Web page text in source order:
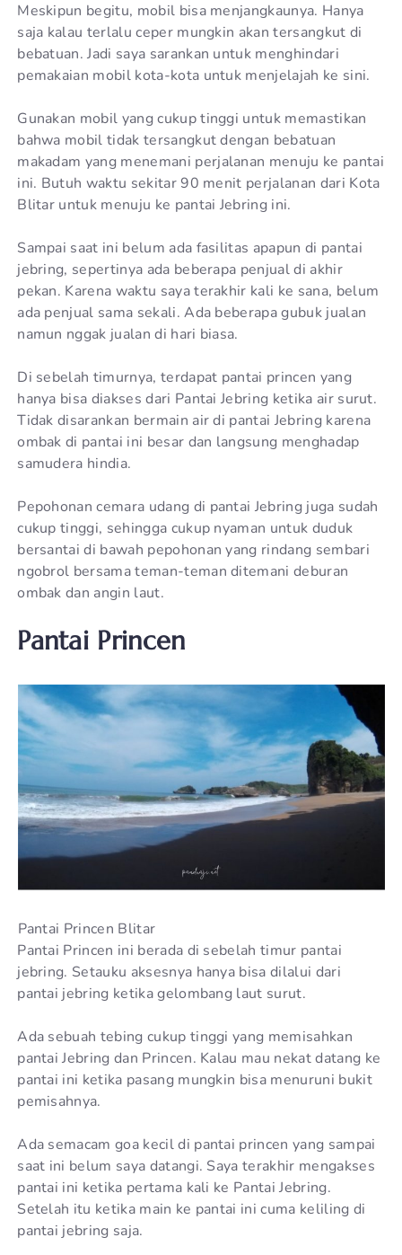
Meskipun begitu, mobil bisa menjangkaunya. Hanya
saja kalau terlalu ceper mungkin akan tersangkut di
bebatuan. Jadi saya sarankan untuk menghindari
pemakaian mobil kota-kota untuk menjelajah ke sini.
Gunakan mobil yang cukup tinggi untuk memastikan
bahwa mobil tidak tersangkut dengan bebatuan
makadam yang menemani perjalanan menuju ke pantai
ini. Butuh waktu sekitar 90 menit perjalanan dari Kota
Blitar untuk menuju ke pantai Jebring ini.
Sampai saat ini belum ada fasilitas apapun di pantai
jebring, sepertinya ada beberapa penjual di akhir
pekan. Karena waktu saya terakhir kali ke sana, belum
ada penjual sama sekali. Ada beberapa gubuk jualan
namun nggak jualan di hari biasa.
Di sebelah timurnya, terdapat pantai princen yang
hanya bisa diakses dari Pantai Jebring ketika air surut.
Tidak disarankan bermain air di pantai Jebring karena
ombak di pantai ini besar dan langsung menghadap
samudera hindia.
Pepohonan cemara udang di pantai Jebring juga sudah
cukup tinggi, sehingga cukup nyaman untuk duduk
bersantai di bawah pepohonan yang rindang sembari
ngobrol bersama teman-teman ditemani deburan
ombak dan angin laut.
Pantai Princen
Pantai Princen Blitar
Pantai Princen ini berada di sebelah timur pantai
jebring. Setauku aksesnya hanya bisa dilalui dari
pantai jebring ketika gelombang laut surut.
Ada sebuah tebing cukup tinggi yang memisahkan
pantai Jebring dan Princen. Kalau mau nekat datang ke
pantai ini ketika pasang mungkin bisa menuruni bukit
pemisahnya.
Ada semacam goa kecil di pantai princen yang sampai
saat ini belum saya datangi. Saya terakhir mengakses
pantai ini ketika pertama kali ke Pantai Jebring.
Setelah itu ketika main ke pantai ini cuma keliling di
pantai jebring saja.